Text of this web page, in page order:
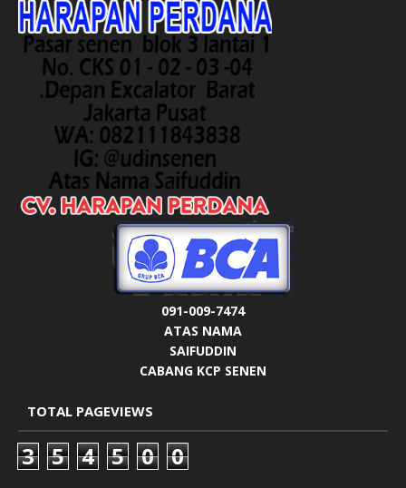
091-009-7474
ATAS NAMA
SAIFUDDIN
CABANG KCP SENEN
TOTAL PAGEVIEWS
3 5 4 5 0 0